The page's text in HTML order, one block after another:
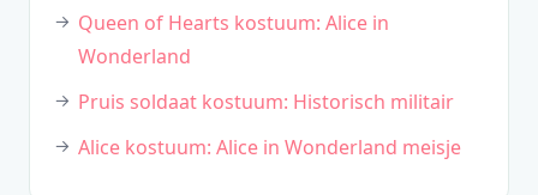
Queen of Hearts kostuum: Alice in
Wonderland
Pruis soldaat kostuum: Historisch militair
Alice kostuum: Alice in Wonderland meisje